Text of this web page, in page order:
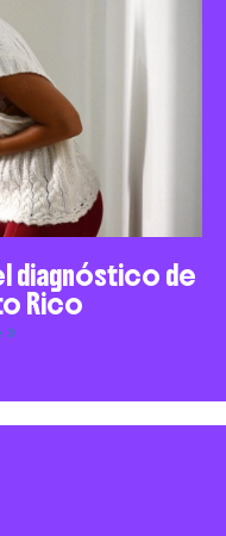
diagnóstico de
Rico
»